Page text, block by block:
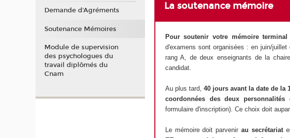
La soutenance mémoire
Pour soutenir votre mémoire
d'examens sont organisées : en juin/
rang A, de deux enseignants de la
candidat.
Au plus tard, 40 jours avant la date de la
coordonnées des deux
formulaire d'inscription). Ce choix doit
Le mémoire doit parvenir au secrétariat
Demande d'Agréments
Soutenance Mémoires
Module de supervision
des psychologues du
travail diplômés du
Cnam